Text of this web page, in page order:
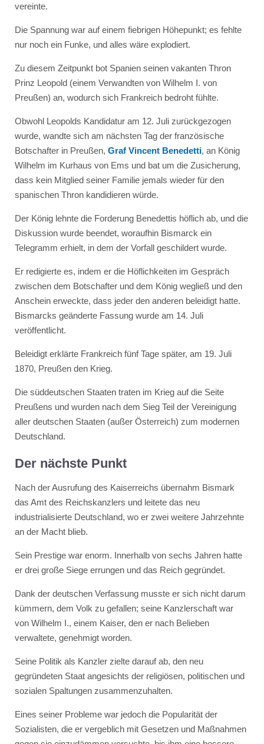
vereinte.
Die Spannung war auf einem fiebrigen Höhepunkt; es fehlte
nur noch ein Funke, und alles wäre explodiert.
Zu diesem Zeitpunkt bot Spanien seinen vakanten Thron
Prinz Leopold (einem Verwandten von Wilhelm I. von
Preußen) an, wodurch sich Frankreich bedroht fühlte.
Obwohl Leopolds Kandidatur am 12. Juli zurückgezogen
wurde, wandte sich am nächsten Tag der französische
Botschafter in Preußen, Graf Vincent Benedetti, an König
Wilhelm im Kurhaus von Ems und bat um die Zusicherung,
dass kein Mitglied seiner Familie jemals wieder für den
spanischen Thron kandidieren würde.
Der König lehnte die Forderung Benedettis höflich ab, und die
Diskussion wurde beendet, woraufhin Bismarck ein
Telegramm erhielt, in dem der Vorfall geschildert wurde.
Er redigierte es, indem er die Höflichkeiten im Gespräch
zwischen dem Botschafter und dem König wegließ und den
Anschein erweckte, dass jeder den anderen beleidigt hatte.
Bismarcks geänderte Fassung wurde am 14. Juli
veröffentlicht.
Beleidigt erklärte Frankreich fünf Tage später, am 19. Juli
1870, Preußen den Krieg.
Die süddeutschen Staaten traten im Krieg auf die Seite
Preußens und wurden nach dem Sieg Teil der Vereinigung
aller deutschen Staaten (außer Österreich) zum modernen
Deutschland.
Der nächste Punkt
Nach der Ausrufung des Kaiserreichs übernahm Bismark
das Amt des Reichskanzlers und leitete das neu
industrialisierte Deutschland, wo er zwei weitere Jahrzehnte
an der Macht blieb.
Sein Prestige war enorm. Innerhalb von sechs Jahren hatte
er drei große Siege errungen und das Reich gegründet.
Dank der deutschen Verfassung musste er sich nicht darum
kümmern, dem Volk zu gefallen; seine Kanzlerschaft war
von Wilhelm I., einem Kaiser, den er nach Belieben
verwaltete, genehmigt worden.
Seine Politik als Kanzler zielte darauf ab, den neu
gegründeten Staat angesichts der religiösen, politischen und
sozialen Spaltungen zusammenzuhalten.
Eines seiner Probleme war jedoch die Popularität der
Sozialisten, die er vergeblich mit Gesetzen und Maßnahmen